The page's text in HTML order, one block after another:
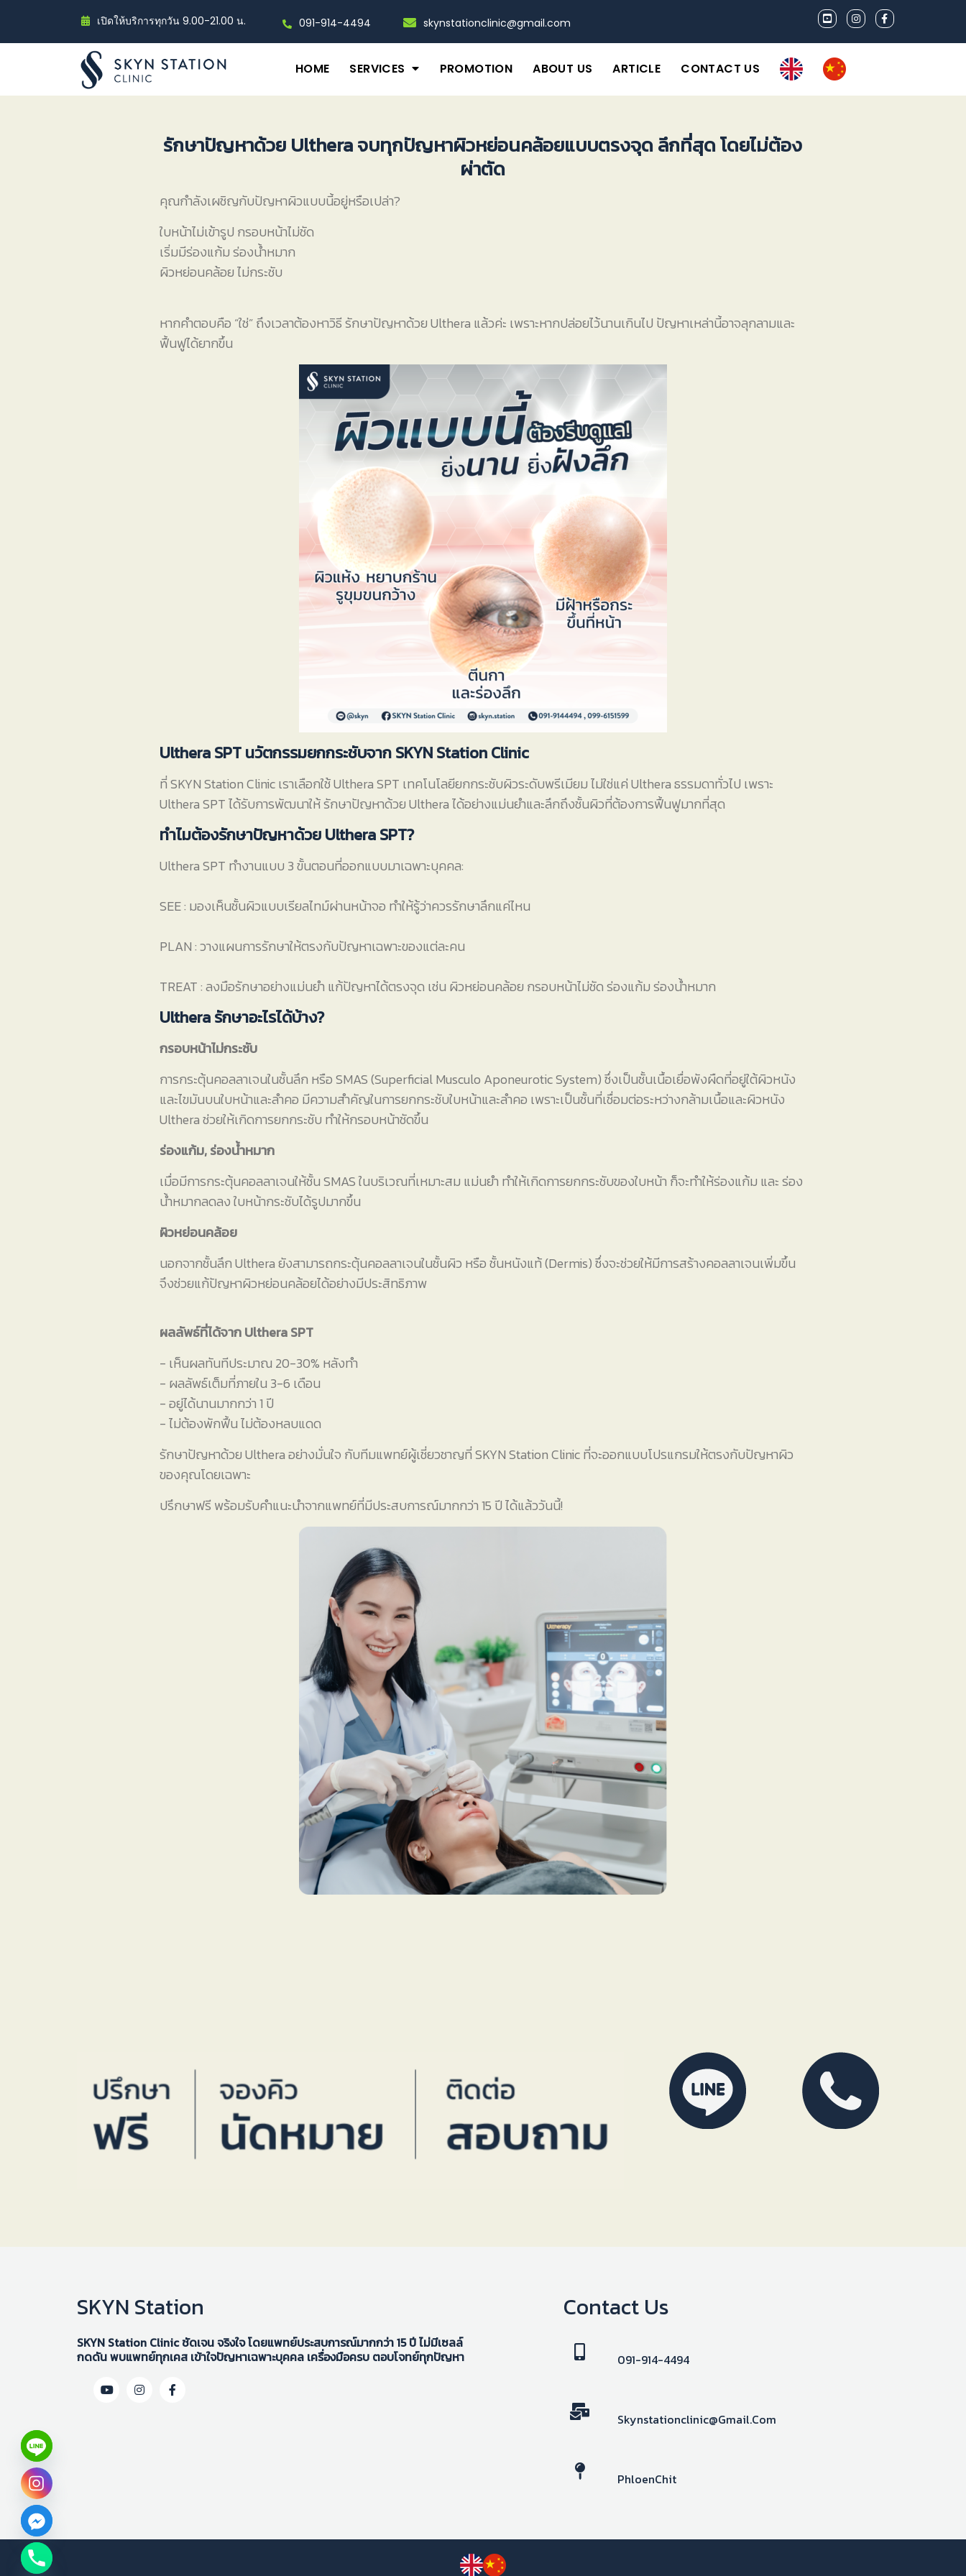
เปิดให้บริการทุกวัน 9.00-21.00 น. 091-914-4494 skynstationclinic@gmail.com
HOME SERVICES PROMOTION ABOUT US ARTICLE CONTACT US
รักษาปัญหาด้วย Ulthera จบทุกปัญหาผิวหย่อนคล้อยแบบตรงจุด ลึกที่สุด โดยไม่ต้อง
ผ่าตัด
คุณกำลังเผชิญกับปัญหาผิวแบบนี้อยู่หรือเปล่า?
ใบหน้าไม่เข้ารูป กรอบหน้าไม่ชัด
เริ่มมีร่องแก้ม ร่องน้ำหมาก
ผิวหย่อนคล้อย ไม่กระชับ
หากคำตอบคือ “ใช่” ถึงเวลาต้องหาวิธี รักษาปัญหาด้วย Ulthera แล้วค่ะ เพราะหากปล่อยไว้นานเกินไป ปัญหาเหล่านี้อาจลุกลามและ
ฟื้นฟูได้ยากขึ้น
Ulthera SPT นวัตกรรมยกกระชับจาก SKYN Station Clinic
ที่ SKYN Station Clinic เราเลือกใช้ Ulthera SPT เทคโนโลยียกกระชับผิวระดับพรีเมียม ไม่ใช่แค่ Ulthera ธรรมดาทั่วไป เพราะ
Ulthera SPT ได้รับการพัฒนาให้ รักษาปัญหาด้วย Ulthera ได้อย่างแม่นยำและลึกถึงชั้นผิวที่ต้องการฟื้นฟูมากที่สุด
ทำไมต้องรักษาปัญหาด้วย Ulthera SPT?
Ulthera SPT ทำงานแบบ 3 ขั้นตอนที่ออกแบบมาเฉพาะบุคคล:
SEE : มองเห็นชั้นผิวแบบเรียลไทม์ผ่านหน้าจอ ทำให้รู้ว่าควรรักษาลึกแค่ไหน
PLAN : วางแผนการรักษาให้ตรงกับปัญหาเฉพาะของแต่ละคน
TREAT : ลงมือรักษาอย่างแม่นยำ แก้ปัญหาได้ตรงจุด เช่น ผิวหย่อนคล้อย กรอบหน้าไม่ชัด ร่องแก้ม ร่องน้ำหมาก
Ulthera รักษาอะไรได้บ้าง?
กรอบหน้าไม่กระชับ
การกระตุ้นคอลลาเจนในชั้นลึก หรือ SMAS (Superficial Musculo Aponeurotic System) ซึ่งเป็นชั้นเนื้อเยื่อพังผืดที่อยู่ใต้ผิวหนัง
และไขมันบนใบหน้าและลำคอ มีความสำคัญในการยกกระชับใบหน้าและลำคอ เพราะเป็นชั้นที่เชื่อมต่อระหว่างกล้ามเนื้อและผิวหนัง
Ulthera ช่วยให้เกิดการยกกระชับ ทำให้กรอบหน้าชัดขึ้น
ร่องแก้ม, ร่องน้ำหมาก
เมื่อมีการกระตุ้นคอลลาเจนให้ชั้น SMAS ในบริเวณที่เหมาะสม แม่นยำ ทำให้เกิดการยกกระชับของใบหน้า ก็จะทำให้ร่องแก้ม และ ร่อง
น้ำหมากลดลง ใบหน้ากระชับได้รูปมากขึ้น
ผิวหย่อนคล้อย
นอกจากชั้นลึก Ulthera ยังสามารถกระตุ้นคอลลาเจนในชั้นผิว หรือ ชั้นหนังแท้ (Dermis) ซึ่งจะช่วยให้มีการสร้างคอลลาเจนเพิ่มขึ้น
จึงช่วยแก้ปัญหาผิวหย่อนคล้อยได้อย่างมีประสิทธิภาพ
ผลลัพธ์ที่ได้จาก Ulthera SPT
- เห็นผลทันทีประมาณ 20-30% หลังทำ
- ผลลัพธ์เต็มที่ภายใน 3-6 เดือน
- อยู่ได้นานมากกว่า 1 ปี
- ไม่ต้องพักฟื้น ไม่ต้องหลบแดด
รักษาปัญหาด้วย Ulthera อย่างมั่นใจ กับทีมแพทย์ผู้เชี่ยวชาญที่ SKYN Station Clinic ที่จะออกแบบโปรแกรมให้ตรงกับปัญหาผิว
ของคุณโดยเฉพาะ
ปรึกษาฟรี พร้อมรับคำแนะนำจากแพทย์ที่มีประสบการณ์มากกว่า 15 ปี ได้แล้ววันนี้!
SKYN Station
SKYN Station Clinic ชัดเจน จริงใจ โดยแพทย์ประสบการณ์มากกว่า 15 ปี ไม่มีเซลล์
กดดัน พบแพทย์ทุกเคส เข้าใจปัญหาเฉพาะบุคคล เครื่องมือครบ ตอบโจทย์ทุกปัญหา
Contact Us
091-914-4494
Skynstationclinic@gmail.com
PhloenChit
chaty